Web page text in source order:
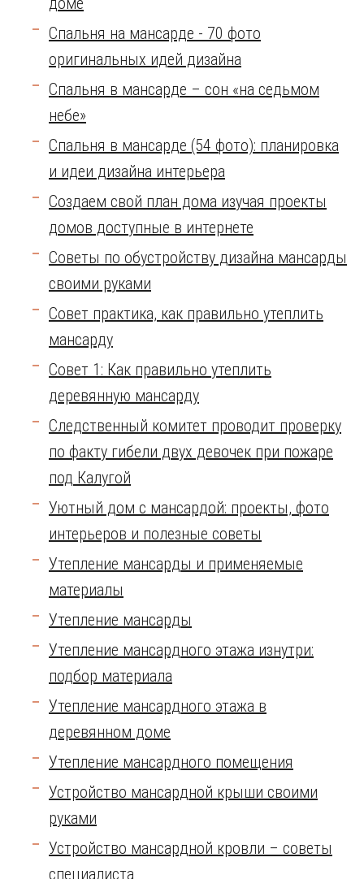
Спальня на мансарде - 70 фото
оригинальных идей дизайна
Спальня в мансарде – сон «на седьмом
небе»
Спальня в мансарде (54 фото): планировка
и идеи дизайна интерьера
Создаем свой план дома изучая проекты
домов доступные в интернете
Советы по обустройству дизайна мансарды
своими руками
Совет практика, как правильно утеплить
мансарду
Совет 1: Как правильно утеплить
деревянную мансарду
Следственный комитет проводит проверку
по факту гибели двух девочек при пожаре
под Калугой
Уютный дом с мансардой: проекты, фото
интерьеров и полезные советы
Утепление мансарды и применяемые
материалы
Утепление мансарды
Утепление мансардного этажа изнутри:
подбор материала
Утепление мансардного этажа в
деревянном доме
Утепление мансардного помещения
Устройство мансардной крыши своими
руками
Устройство мансардной кровли – советы
специалиста